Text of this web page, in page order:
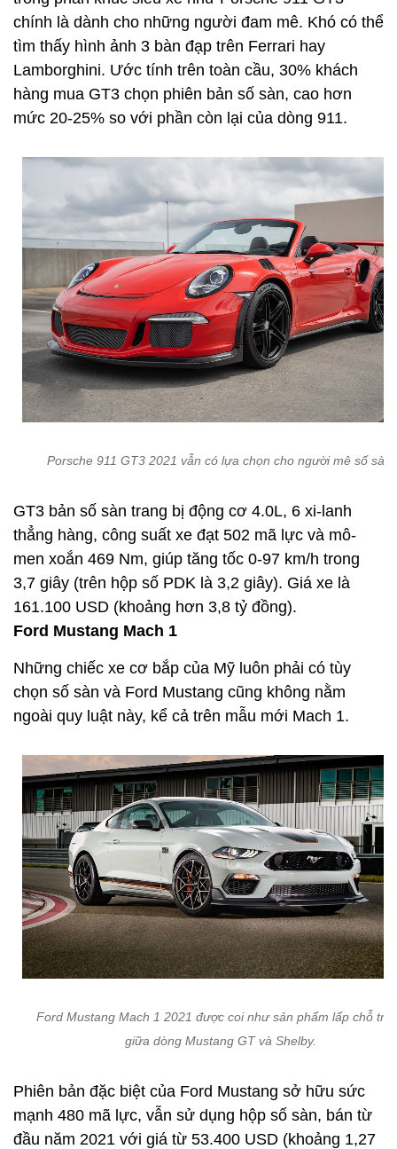
chính là dành cho những người đam mê. Khó có thể
tìm thấy hình ảnh 3 bàn đạp trên Ferrari hay
Lamborghini. Ước tính trên toàn cầu, 30% khách
hàng mua GT3 chọn phiên bản số sàn, cao hơn
mức 20-25% so với phần còn lại của dòng 911.
Porsche 911 GT3 2021 vẫn có lựa chọn cho người mê số sàn.
GT3 bản số sàn trang bị động cơ 4.0L, 6 xi-lanh
thẳng hàng, công suất xe đạt 502 mã lực và mô-
men xoắn 469 Nm, giúp tăng tốc 0-97 km/h trong
3,7 giây (trên hộp số PDK là 3,2 giây). Giá xe là
161.100 USD (khoảng hơn 3,8 tỷ đồng).
Ford Mustang Mach 1
Những chiếc xe cơ bắp của Mỹ luôn phải có tùy
chọn số sàn và Ford Mustang cũng không nằm
ngoài quy luật này, kể cả trên mẫu mới Mach 1.
Ford Mustang Mach 1 2021 được coi như sản phẩm lấp chỗ
giữa dòng Mustang GT và Shelby.
Phiên bản đặc biệt của Ford Mustang sở hữu sức
mạnh 480 mã lực, vẫn sử dụng hộp số sàn, bán từ
đầu năm 2021 với giá từ 53.400 USD (khoảng 1,27